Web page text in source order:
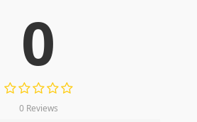
0
0 Reviews